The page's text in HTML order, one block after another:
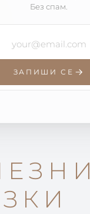
Без спам.
ЗАПИШИ СЕ